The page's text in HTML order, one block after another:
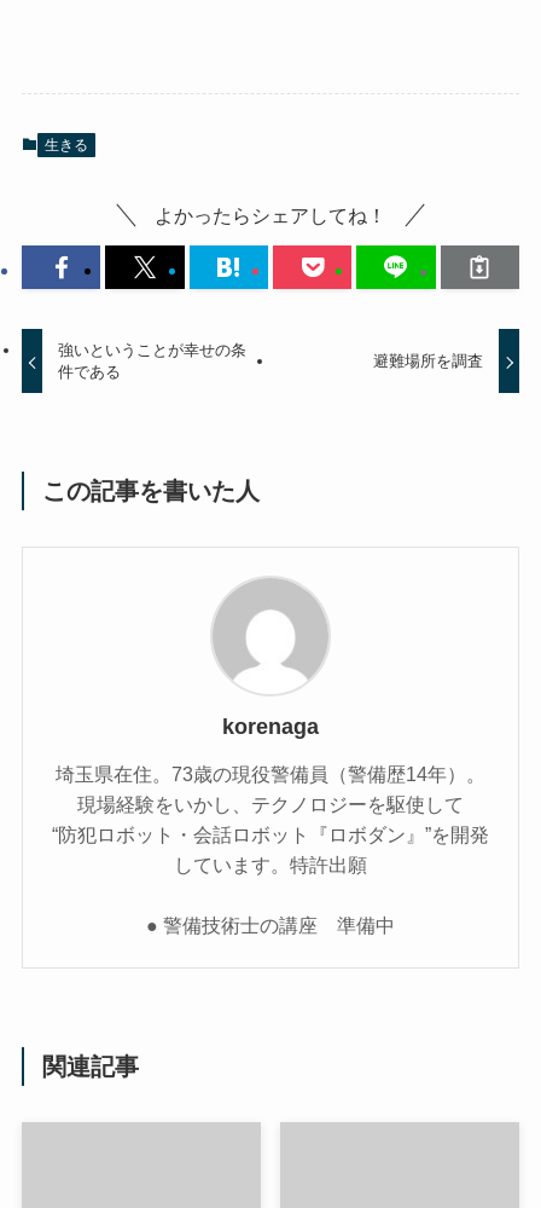
生きる
よかったらシェアしてね！
強いということが幸せの条
件である
避難場所を調査
この記事を書いた人
korenaga
埼玉県在住。73歳の現役警備員（警備歴14年）。
現場経験をいかし、テクノロジーを駆使して
“防犯ロボット・会話ロボット『ロボダン』”を開発
しています。特許出願
● 警備技術士の講座 準備中
関連記事